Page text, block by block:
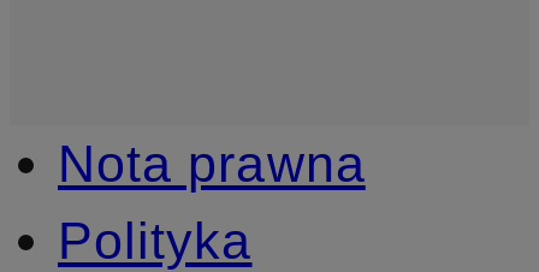
Nota prawna
Polityka